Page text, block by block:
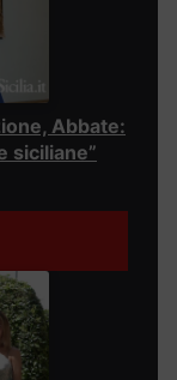
Abbate:
siciliane”